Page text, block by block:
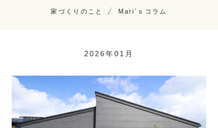
家づくりのこと Mari’ｓコラム
2026年01月